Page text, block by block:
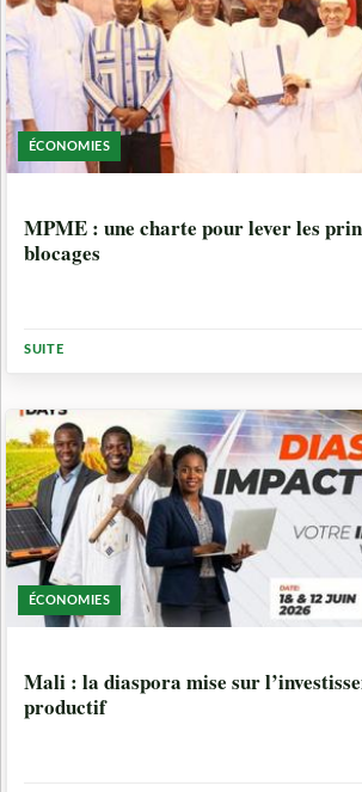
ÉCONOMIES
MPME : une charte pour lever les
blocages
SUITE
ÉCONOMIES
Mali : la diaspora mise sur
productif